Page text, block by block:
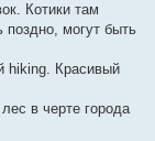
Котики там
поздно, могут быть
hiking. Красивый
в черте города